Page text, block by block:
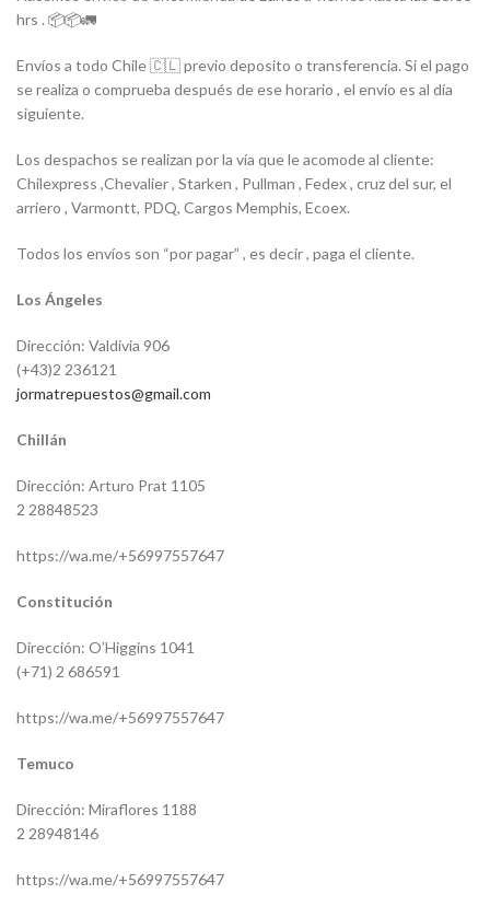
hrs . 📦📦🚛
Envíos a todo Chile 🇨🇱 previo deposito o transferencia. Si el pago
se realiza o comprueba después de ese horario , el envío es al día
siguiente.
Los despachos se realizan por la vía que le acomode al cliente:
Chilexpress ,Chevalier , Starken , Pullman , Fedex , cruz del sur, el
arriero , Varmontt, PDQ, Cargos Memphis, Ecoex.
Todos los envíos son “por pagar” , es decir , paga el cliente.
Los Ángeles
Dirección: Valdivia 906
(+43)2 236121
jormatrepuestos@gmail.com
Chillán
Dirección: Arturo Prat 1105
2 28848523
https://wa.me/+56997557647
Constitución
Dirección: O’Higgins 1041
(+71) 2 686591
https://wa.me/+56997557647
Temuco
Dirección: Miraflores 1188
2 28948146
https://wa.me/+56997557647